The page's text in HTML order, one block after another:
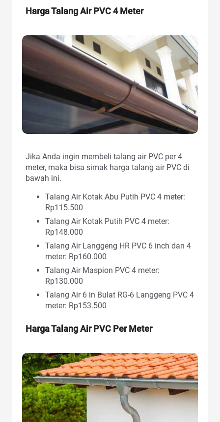
Harga Talang Air PVC4 Meter
Jika Anda ingin membeli talang air PVC per 4
meter, maka bisa simak harga talang air PVC di
bawah ini.
Talang Air Kotak Abu Putih PVC 4 meter:
Rp115.500
Talang Air Kotak Putih PVC 4 meter:
Rp148.000
Talang Air Langgeng HR PVC 6 inch dan 4
meter: Rp160.000
Talang Air Maspion PVC 4 meter:
Rp130.000
Talang Air 6 in Bulat RG-6 Langgeng PVC 4
meter: Rp153.500
Harga Talang Air PVC Per Meter